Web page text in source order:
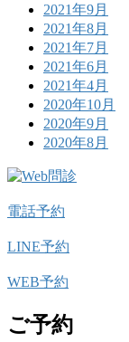
2021年9月
2021年8月
2021年7月
2021年6月
2021年4月
2020年10月
2020年9月
2020年8月
電話予約
LINE予約
WEB予約
ご予約